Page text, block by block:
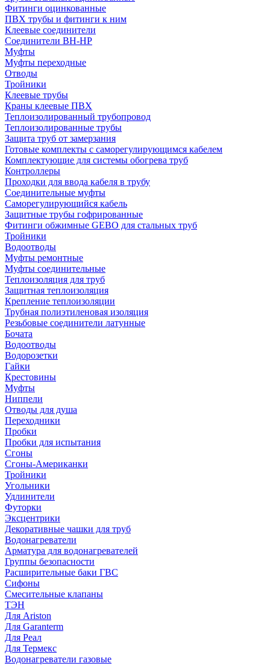
Фитинги оцинкованные
ПВХ трубы и фитинги к ним
Клеевые соединители
Соединители ВН-НР
Муфты
Муфты переходные
Отводы
Тройники
Клеевые трубы
Краны клеевые ПВХ
Теплоизолированный трубопровод
Теплоизолированные трубы
Защита труб от замерзания
Готовые комплекты с саморегулирующимся кабелем
Комплектующие для системы обогрева труб
Контроллеры
Проходки для ввода кабеля в трубу
Соединительные муфты
Саморегулирующийся кабель
Защитные трубы гофрированные
Фитинги обжимные GEBO для стальных труб
Тройники
Водоотводы
Муфты ремонтные
Муфты соединительные
Теплоизоляция для труб
Защитная теплоизоляция
Крепление теплоизоляции
Трубная полиэтиленовая изоляция
Резьбовые соединители латунные
Бочата
Водоотводы
Водорозетки
Гайки
Крестовины
Муфты
Ниппели
Отводы для душа
Переходники
Пробки
Пробки для испытания
Сгоны
Сгоны-Американки
Тройники
Угольники
Удлинители
Футорки
Эксцентрики
Декоративные чашки для труб
Водонагреватели
Арматура для водонагревателей
Группы безопасности
Расширительные баки ГВС
Сифоны
Смесительные клапаны
ТЭН
Для Ariston
Для Garanterm
Для Реал
Для Термекс
Водонагреватели газовые